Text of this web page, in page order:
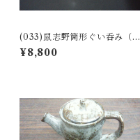
(033)鼠志野筒形ぐい呑み（桐
箱入り）
¥8,800